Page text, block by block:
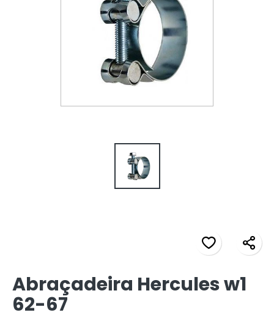
Abraçadeira Hercules w1
62-67